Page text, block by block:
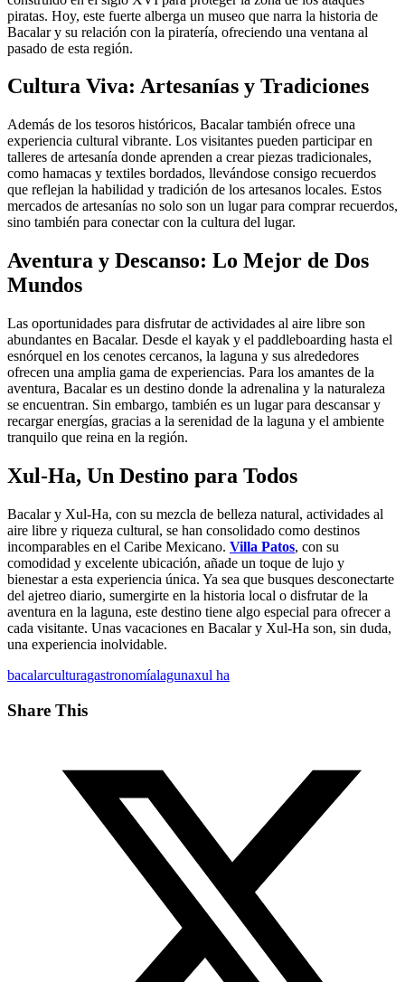
piratas. Hoy, este fuerte alberga un museo que narra la historia de
Bacalar y su relación con la piratería, ofreciendo una ventana al
pasado de esta región.
Cultura Viva: Artesanías y Tradiciones
Además de los tesoros históricos, Bacalar también ofrece una
experiencia cultural vibrante. Los visitantes pueden participar en
talleres de artesanía donde aprenden a crear piezas tradicionales,
como hamacas y textiles bordados, llevándose consigo recuerdos
que reflejan la habilidad y tradición de los artesanos locales. Estos
mercados de artesanías no solo son un lugar para comprar recuerdos,
sino también para conectar con la cultura del lugar.
Aventura y Descanso: Lo Mejor de Dos
Mundos
Las oportunidades para disfrutar de actividades al aire libre son
abundantes en Bacalar. Desde el kayak y el paddleboarding hasta el
esnórquel en los cenotes cercanos, la laguna y sus alrededores
ofrecen una amplia gama de experiencias. Para los amantes de la
aventura, Bacalar es un destino donde la adrenalina y la naturaleza
se encuentran. Sin embargo, también es un lugar para descansar y
recargar energías, gracias a la serenidad de la laguna y el ambiente
tranquilo que reina en la región.
Xul-Ha, Un Destino para Todos
Bacalar y Xul-Ha, con su mezcla de belleza natural, actividades al
aire libre y riqueza cultural, se han consolidado como destinos
incomparables en el Caribe Mexicano. Villa Patos, con su
comodidad y excelente ubicación, añade un toque de lujo y
bienestar a esta experiencia única. Ya sea que busques desconectarte
del ajetreo diario, sumergirte en la historia local o disfrutar de la
aventura en la laguna, este destino tiene algo especial para ofrecer a
cada visitante. Unas vacaciones en Bacalar y Xul-Ha son, sin duda,
una experiencia inolvidable.
bacalarculturagastronomíalagunaxul ha
Share This